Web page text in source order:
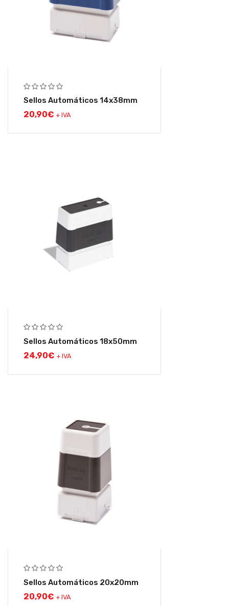
Sellos Automáticos 14x38mm
20,90€ + IVA
Sellos Automáticos 18x50mm
24,90€ + IVA
Sellos Automáticos 20x20mm
20,90€ + IVA